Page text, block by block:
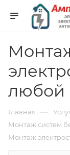
любой
Главная —
Монтаж систем
Монтаж